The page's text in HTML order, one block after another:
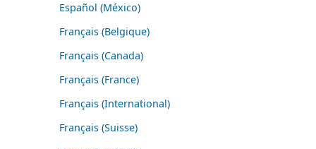
Español (México)
Français (Belgique)
Français (Canada)
Français (France)
Français (International)
Français (Suisse)